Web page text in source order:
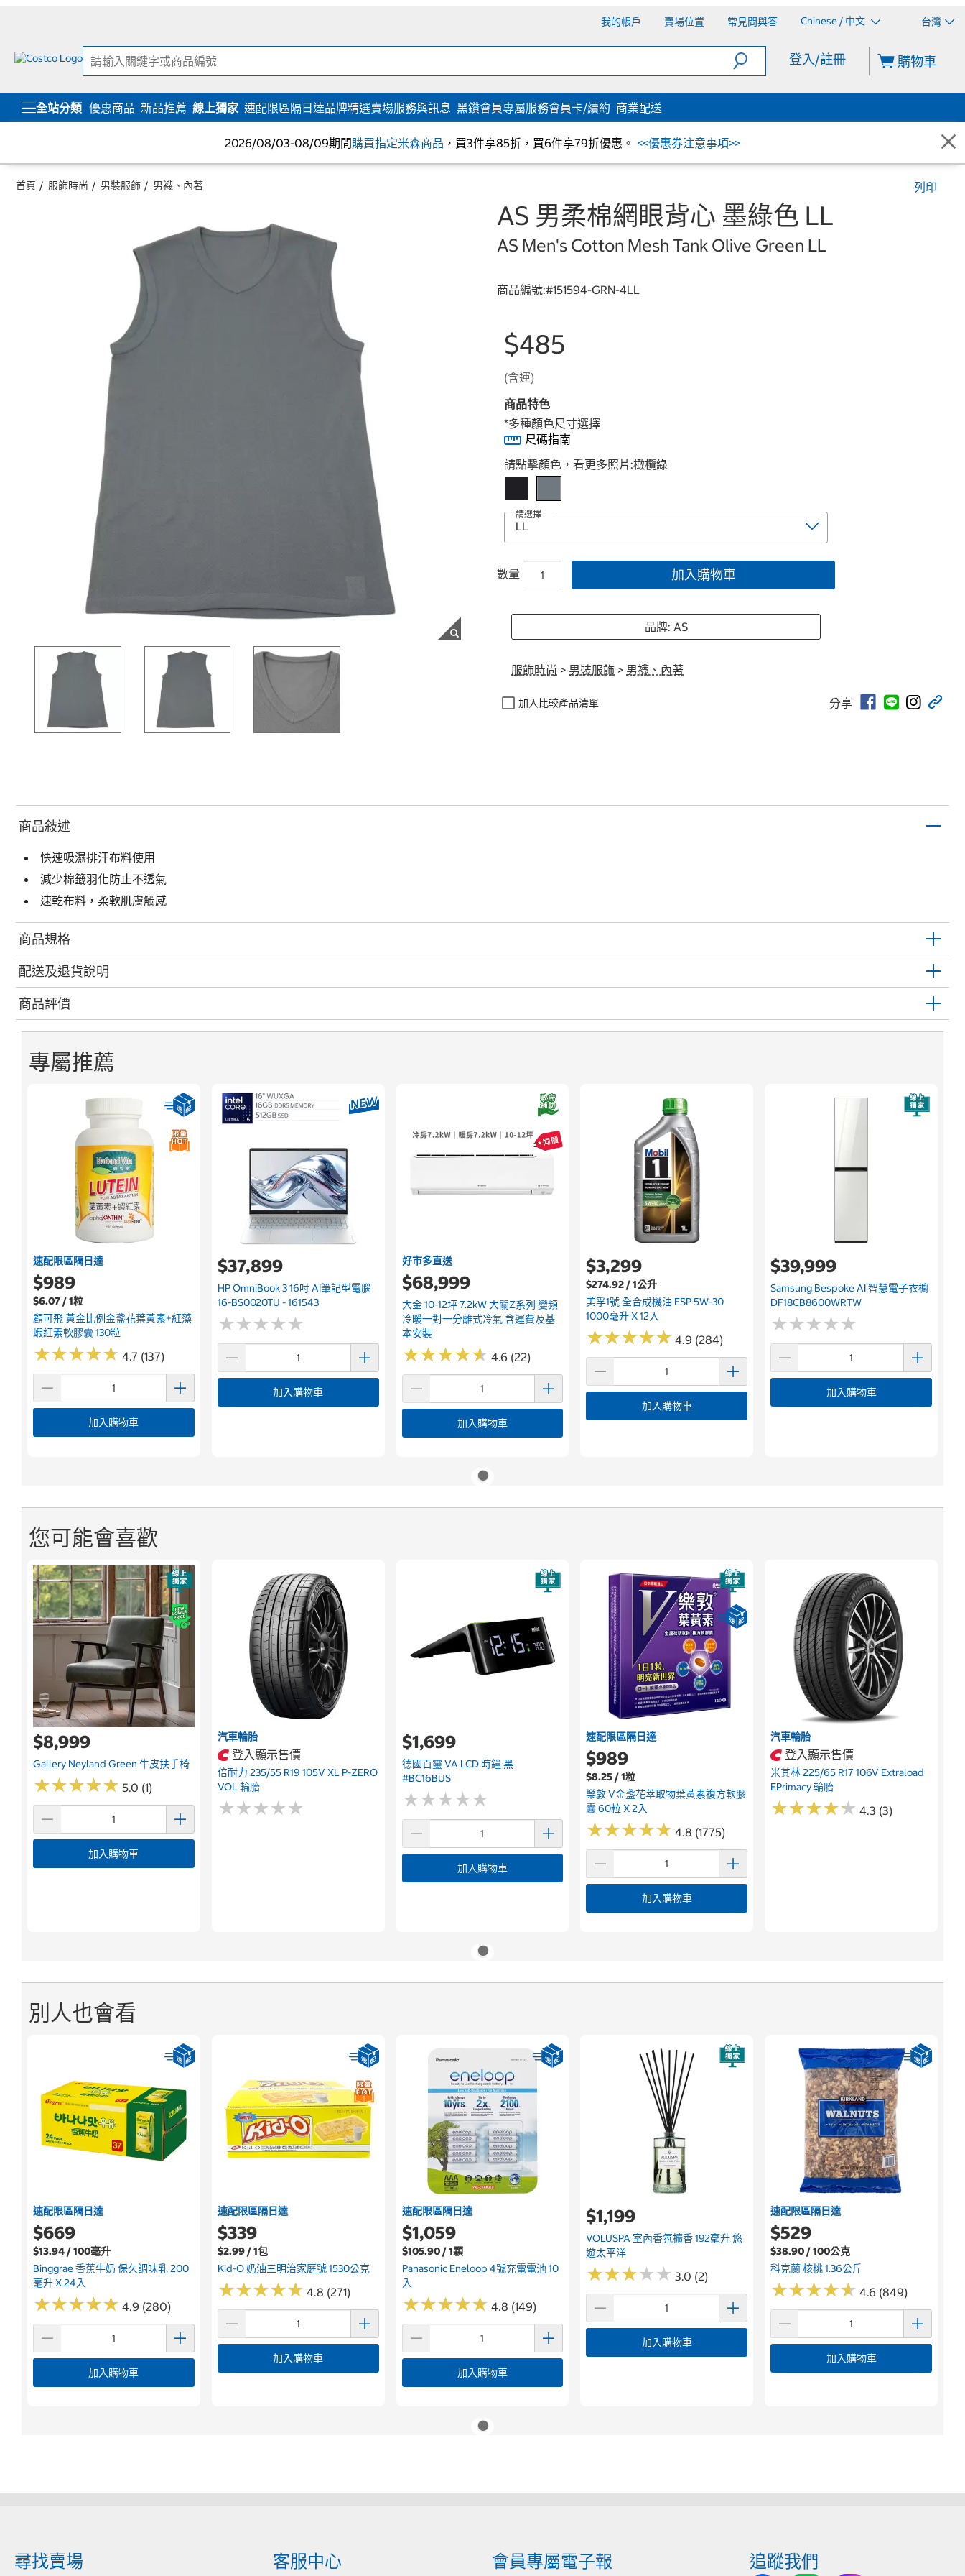
我的帳戶 賣場位置 常見問與答 Chinese / 中文 台灣
登入/註冊 購物車
全站分類 優惠商品 新品推薦 線上獨家 速配限區隔日達品牌精選賣場服務與訊息 黑鑽會員專屬服務會員卡/續約 商業配送
2026/08/03-08/09期間購買指定米森商品 ，買3件享85折，買6件享79折優惠。 <<優惠券注意事項>>
首頁 服飾時尚 男裝服飾 男襪、內著 列印
AS 男柔棉網眼背心 墨綠色 LL
AS Men's Cotton Mesh Tank Olive Green LL
商品編號:#151594-GRN-4LL
$485
(含運)
商品特色
*多種顏色尺寸選擇
尺碼指南
Select product
請點擊顏色，看更多照片:橄欖綠
請選擇
數量 加入購物車
品牌: AS
服飾時尚 > 男裝服飾 > 男襪、內著
加入比較產品清單 分享
商品敍述
快速吸濕排汗布料使用
減少棉籤羽化防止不透氣
速乾布料，柔軟肌膚觸感
商品規格
配送及退貨說明
商品評價
專屬推薦
速配限區隔日達
$989
$6.07 / 1粒
顧可飛 黃金比例金盞花葉黃素+紅藻
蝦紅素軟膠囊 130粒
★★★★★
★★★★★ 4.7 (137)
加入購物車
$37,899
HP OmniBook 3 16吋 AI筆記型電腦
16-BS0020TU - 161543
★★★★★
★★★★★
加入購物車
好市多直送
$68,999
大金 10-12坪 7.2kW 大關Z系列 變頻
冷暖一對一分離式冷氣 含運費及基
本安裝
★★★★★
★★★★★ 4.6 (22)
加入購物車
$3,299
$274.92 / 1公升
美孚1號 全合成機油 ESP 5W-30
1000毫升 X 12入
★★★★★
★★★★★ 4.9 (284)
加入購物車
$39,999
Samsung Bespoke AI 智慧電子衣櫥
DF18CB8600WRTW
★★★★★
★★★★★
加入購物車
您可能會喜歡
$8,999
Gallery Neyland Green 牛皮扶手椅
★★★★★
★★★★★ 5.0 (1)
加入購物車
汽車輪胎
登入顯示售價
倍耐力 235/55 R19 105V XL P-ZERO
VOL 輪胎
★★★★★
★★★★★
$1,699
德國百靈 VA LCD 時鐘 黑
#BC16BUS
★★★★★
★★★★★
加入購物車
速配限區隔日達
$989
$8.25 / 1粒
樂敦 V金盞花萃取物葉黃素複方軟膠
囊 60粒 X 2入
★★★★★
★★★★★ 4.8 (1775)
加入購物車
汽車輪胎
登入顯示售價
米其林 225/65 R17 106V Extraload
EPrimacy 輪胎
★★★★★
★★★★★ 4.3 (3)
別人也會看
速配限區隔日達
$669
$13.94 / 100毫升
Binggrae 香蕉牛奶 保久調味乳 200
毫升 X 24入
★★★★★
★★★★★ 4.9 (280)
加入購物車
速配限區隔日達
$339
$2.99 / 1包
Kid-O 奶油三明治家庭號 1530公克
★★★★★
★★★★★ 4.8 (271)
加入購物車
速配限區隔日達
$1,059
$105.90 / 1顆
Panasonic Eneloop 4號充電電池 10
入
★★★★★
★★★★★ 4.8 (149)
加入購物車
$1,199
VOLUSPA 室內香氛擴香 192毫升 悠
遊太平洋
★★★★★
★★★★★ 3.0 (2)
加入購物車
速配限區隔日達
$529
$38.90 / 100公克
科克蘭 核桃 1.36公斤
★★★★★
★★★★★ 4.6 (849)
加入購物車
尋找賣場 客服中心 會員專屬電子報 追蹤我們